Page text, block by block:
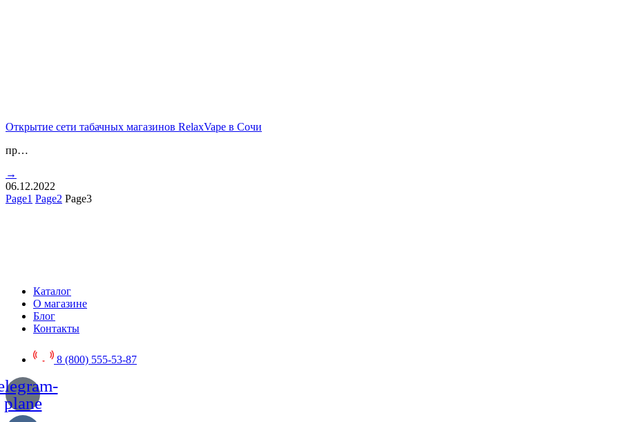
Открытие сети табачных магазинов RelaxVape в Сочи
пр…
→
06.12.2022
Page1 Page2 Page3
Каталог
О магазине
Блог
Контакты
8 (800) 555-53-87
plane